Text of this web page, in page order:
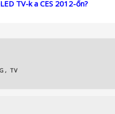
TV-k a CES 2012-őn?
, TV